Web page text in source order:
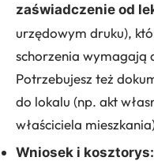
zaświadczenie od
urzędowym druku),
schorzenia wymagają
Potrzebujesz też
do lokalu (np. akt
właściciela
Wniosek i kosztorys: